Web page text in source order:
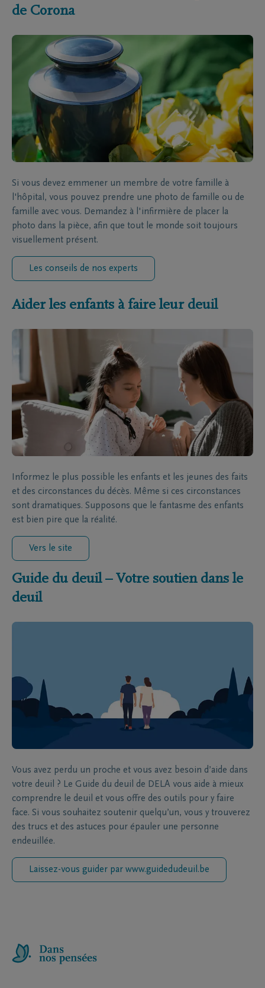
de Corona
Si vous devez emmener un membre de votre famille à
l'hôpital, vous pouvez prendre une photo de famille ou de
famille avec vous. Demandez à l'infirmière de placer la
photo dans la pièce, afin que tout le monde soit toujours
visuellement présent.
Les conseils de nos experts
Aider les enfants à faire leur deuil
Informez le plus possible les enfants et les jeunes des faits
et des circonstances du décès. Même si ces circonstances
sont dramatiques. Supposons que le fantasme des enfants
est bien pire que la réalité.
Vers le site
Guide du deuil – Votre soutien dans le
deuil
Vous avez perdu un proche et vous avez besoin d’aide dans
votre deuil ? Le Guide du deuil de DELA vous aide à mieux
comprendre le deuil et vous offre des outils pour y faire
face. Si vous souhaitez soutenir quelqu’un, vous y trouverez
des trucs et des astuces pour épauler une personne
endeuillée.
Laissez-vous guider par www.guidedudeuil.be